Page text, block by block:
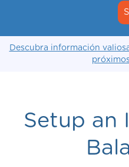
Descubra información
Setup an